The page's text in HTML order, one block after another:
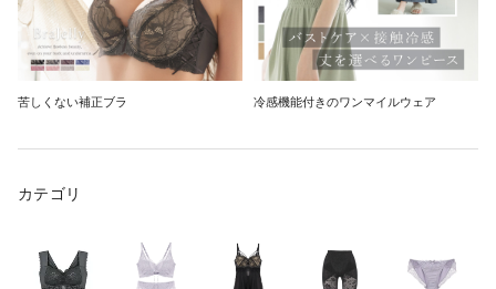
苦しくない補正ブラ 冷感機能付きのワンマイルウェア
カテゴリ